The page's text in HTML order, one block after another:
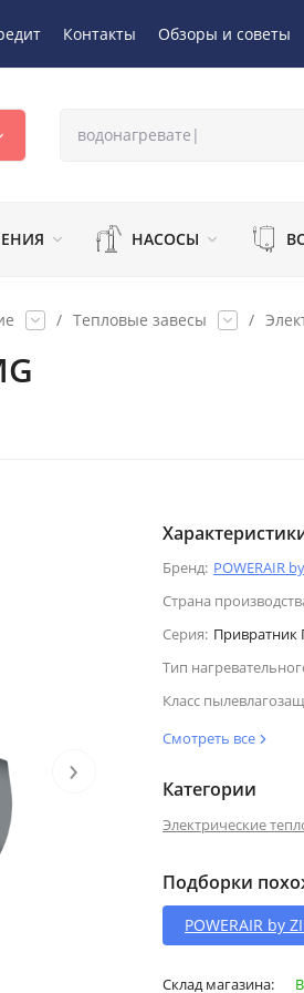
Контакты Обзоры и советы
НАСОСЫ
/ Тепловые завесы /
›
Бренд: POWERAIR
Страна
Серия: Привратник
Тип
Класс
Смотреть все
Категории
Электрические
Подборки
POWERAIR by
Склад магазина: